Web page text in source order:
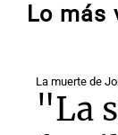
Lo más
La muerte de
"La